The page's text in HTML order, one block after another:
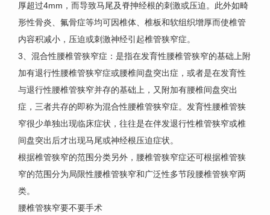
厚超过4mm，而导致马尾及脊抻经根的刺激或压迫。此外如畸
形性骨炎、氟骨症等均可因椎体、椎板和软组织增厚而使椎管
内容积减小，压迫或刺激神经引起椎管狭窄症。
3、混合性腰椎管狭窄症：是指在发育性腰椎管狭窄的基础上附
加有退行性腰椎管狭窄症或腰椎间盘突出症，或者是在发育性
与退行性腰椎管狭窄并存的基础上，又附加有腰椎间盘突出
症，三者共存的即称为混合性腰椎管狭窄症。发育性腰椎管狭
窄很少单独出现临床症状，往往是在伴发退行性椎管狭窄或椎
间盘突出后才出现马尾或神经根压迫症状。
根据椎管狭窄的范围分类另外，腰椎管狭窄症还可根据椎管狭
窄的范围分为局限性腰椎管狭窄和广泛性多节段腰椎管狭窄两
类。
腰椎管狭窄要不要手术